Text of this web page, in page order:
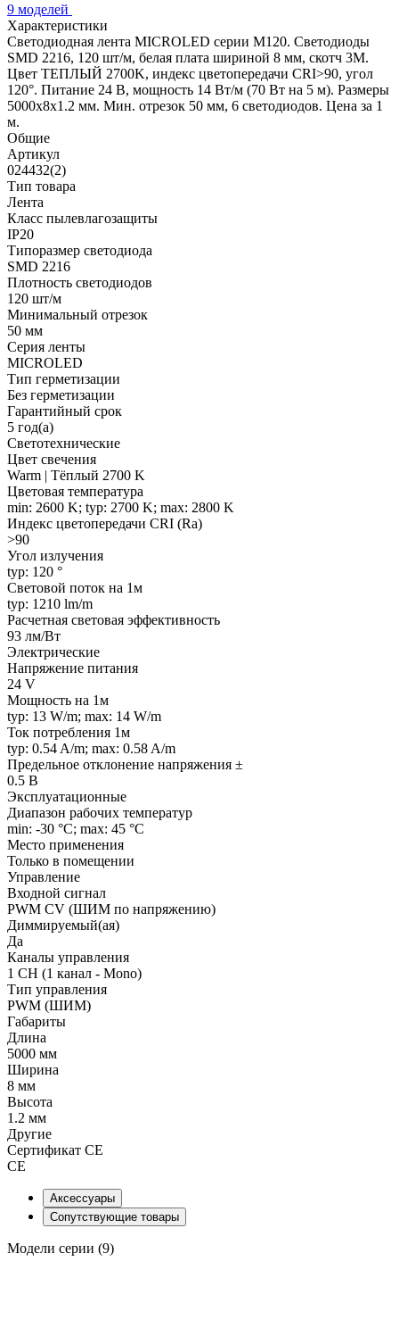
9 моделей
Характеристики
Светодиодная лента MICROLED серии M120. Светодиоды
SMD 2216, 120 шт/м, белая плата шириной 8 мм, скотч 3M.
Цвет ТЕПЛЫЙ 2700K, индекс цветопередачи CRI>90, угол
120°. Питание 24 В, мощность 14 Вт/м (70 Вт на 5 м). Размеры
5000x8x1.2 мм. Мин. отрезок 50 мм, 6 светодиодов. Цена за 1
м.
Общие
Артикул
024432(2)
Тип товара
Лента
Класс пылевлагозащиты
IP20
Типоразмер светодиода
SMD 2216
Плотность светодиодов
120 шт/м
Минимальный отрезок
50 мм
Серия ленты
MICROLED
Тип герметизации
Без герметизации
Гарантийный срок
5 год(а)
Светотехнические
Цвет свечения
Warm | Тёплый 2700 K
Цветовая температура
min: 2600 K; typ: 2700 K; max: 2800 K
Индекс цветопередачи CRI (Ra)
>90
Угол излучения
typ: 120 °
Световой поток на 1м
typ: 1210 lm/m
Расчетная световая эффективность
93 лм/Вт
Электрические
Напряжение питания
24 V
Мощность на 1м
typ: 13 W/m; max: 14 W/m
Ток потребления 1м
typ: 0.54 A/m; max: 0.58 A/m
Предельное отклонение напряжения ±
0.5 В
Эксплуатационные
Диапазон рабочих температур
min: -30 °C; max: 45 °C
Место применения
Только в помещении
Управление
Входной сигнал
PWM СV (ШИМ по напряжению)
Диммируемый(ая)
Да
Каналы управления
1 CH (1 канал - Mono)
Тип управления
PWM (ШИМ)
Габариты
Длина
5000 мм
Ширина
8 мм
Высота
1.2 мм
Другие
Сертификат CE
CE
Аксессуары
Сопутствующие товары
Модели серии (9)